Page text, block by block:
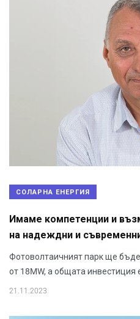
СОЛАРНА ЕНЕРГИЯ
Имаме компетенции и
на надеждни и
Фотоволтаичният парк ще
от 18MW, а общата
21.11.2023